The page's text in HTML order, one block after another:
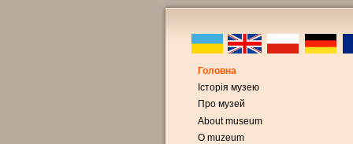
Головна
Історія музею
Про музей
About museum
O muzeum